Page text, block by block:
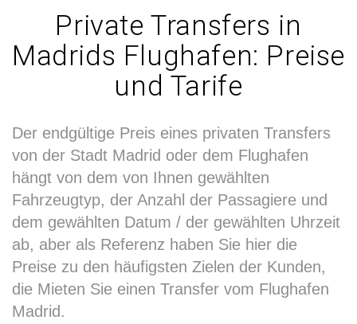
Private Transfers in
Madrids Flughafen: Preise
und Tarife
Der endgültige Preis eines privaten Transfers
von der Stadt Madrid oder dem Flughafen
hängt von dem von Ihnen gewählten
Fahrzeugtyp, der Anzahl der Passagiere und
dem gewählten Datum / der gewählten Uhrzeit
ab, aber als Referenz haben Sie hier die
Preise zu den häufigsten Zielen der Kunden,
die Mieten Sie einen Transfer vom Flughafen
Madrid.